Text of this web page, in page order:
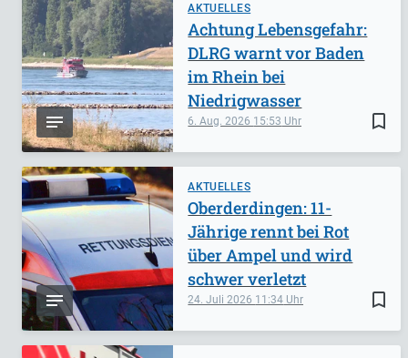
AKTUELLES
bookmark_border
6. Aug. 2026 15:53
Achtung Lebensgefahr:
DLRG warnt vor Baden
im Rhein bei
Niedrigwasser
AKTUELLES
bookmark_border
24. Juli 2026 11:34
Oberderdingen: 11-
Jährige rennt bei Rot
über Ampel und wird
schwer verletzt